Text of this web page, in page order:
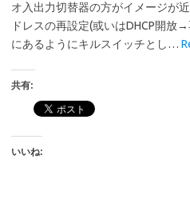
オ入出力切替器の方がイメージが
ドレスの再設定(或いはDHCP開放
にあるようにキルスイッチとし…
共有:
いいね: